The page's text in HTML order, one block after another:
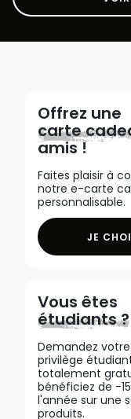
Offrez une
carte
amis !
Faites plaisir à
notre e-carte
personnalisable.
JE
Vous êtes
étudiants ?
Demandez
privilège
totalement
bénéficiez de -
l'année sur une
produits.